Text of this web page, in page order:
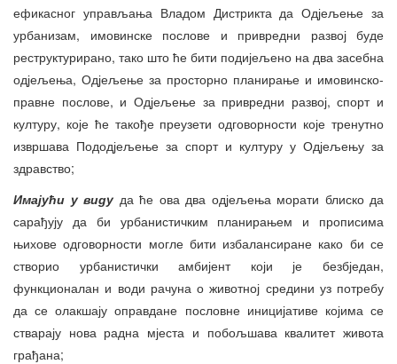
ефикасног управљања Владом Дистрикта да Одјељење за
урбанизам, имовинске послове и привредни развој буде
реструктурирано, тако што ће бити подијељено на два засебна
одјељења, Одјељење за просторно планирање и имовинско-
правне послове, и Одјељење за привредни развој, спорт и
културу, које ће такође преузети одговорности које тренутно
извршава Пододјељење за спорт и културу у Одјељењу за
здравство;
Имајући у виду да ће ова два одјељења морати блиско да
сарађују да би урбанистичким планирањем и прописима
њихове одговорности могле бити избалансиране како би се
створио урбанистички амбијент који је безбједан,
функционалан и води рачуна о животној средини уз потребу
да се олакшају оправдане пословне иницијативе којима се
стварају нова радна мјеста и побољшава квалитет живота
грађана;